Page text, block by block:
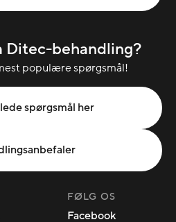
Ditec-behandling?
populære spørgsmål!
spørgsmål her
FØLG OS
Facebook